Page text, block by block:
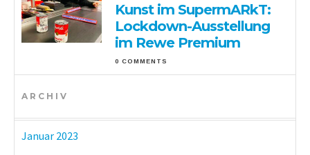
Kunst im SupermARkT:
Lockdown-Ausstellung
im Rewe Premium
0 COMMENTS
ARCHIV
Januar 2023